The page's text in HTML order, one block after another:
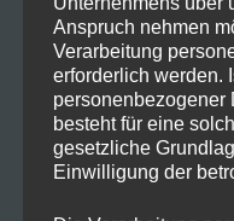
Anspruch nehmen
Verarbeitung
erforderlich werden.
personenbezogener
besteht für eine
gesetzliche
Einwilligung der